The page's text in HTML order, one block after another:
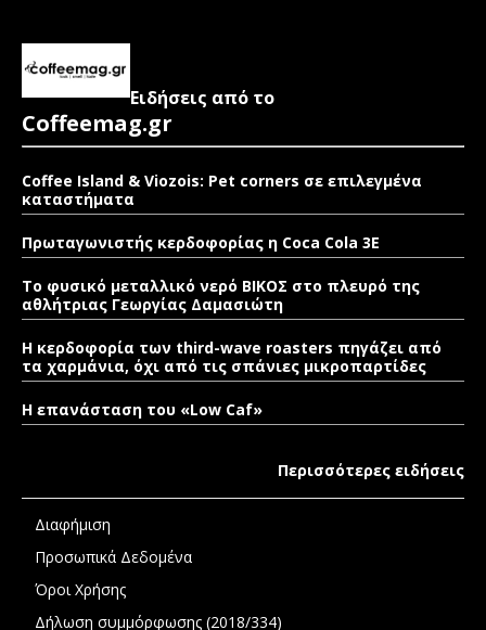
Ειδήσεις από το
Coffeemag.gr
Coffee Island & Viozois: Pet corners σε επιλεγμένα
καταστήματα
Πρωταγωνιστής κερδοφορίας η Coca Cola 3E
Το φυσικό μεταλλικό νερό ΒΙΚΟΣ στο πλευρό της
αθλήτριας Γεωργίας Δαμασιώτη
Η κερδοφορία των third-wave roasters πηγάζει από
τα χαρμάνια, όχι από τις σπάνιες μικροπαρτίδες
Η επανάσταση του «Low Caf»
Περισσότερες ειδήσεις
Διαφήμιση
Προσωπικά Δεδομένα
Όροι Χρήσης
Δήλωση συμμόρφωσης (2018/334)